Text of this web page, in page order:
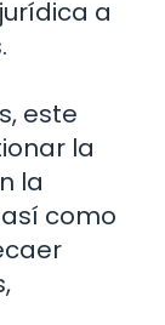
a
este
la
la
como